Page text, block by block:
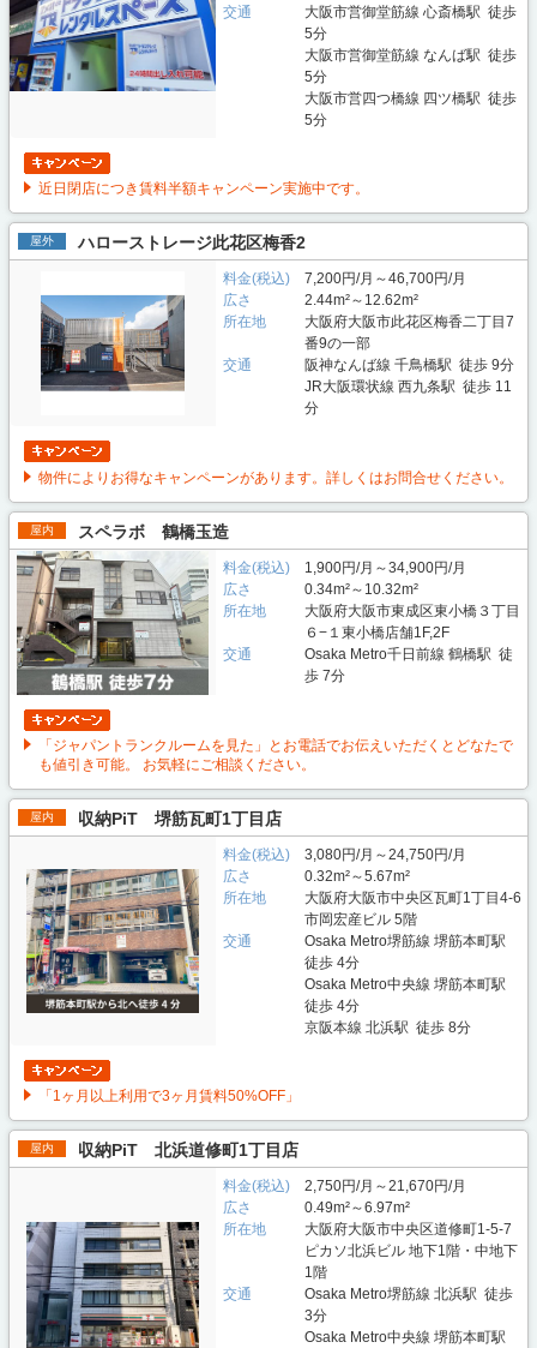
交通
大阪市営御堂筋線 心斎橋駅 徒歩
5分
大阪市営御堂筋線 なんば駅 徒歩
5分
大阪市営四つ橋線 四ツ橋駅 徒歩
5分
近日閉店につき賃料半額キャンペーン実施中です。
屋外 ハローストレージ此花区梅香2
料金(税込)
7,200円/月～46,700円/月
広さ
2.44m²～12.62m²
所在地
大阪府大阪市此花区梅香二丁目7
番9の一部
交通
阪神なんば線 千鳥橋駅 徒歩 9分
JR大阪環状線 西九条駅 徒歩 11
分
物件によりお得なキャンペーンがあります。詳しくはお問合せください。
屋内 スペラボ 鶴橋玉造
料金(税込)
1,900円/月～34,900円/月
広さ
0.34m²～10.32m²
所在地
大阪府大阪市東成区東小橋３丁目
６−１東小橋店舗1F,2F
交通
Osaka Metro千日前線 鶴橋駅 徒
歩 7分
「ジャパントランクルームを見た」とお電話でお伝えいただくとどなたで
も値引き可能。 お気軽にご相談ください。
屋内 収納PiT 堺筋瓦町1丁目店
料金(税込)
3,080円/月～24,750円/月
広さ
0.32m²～5.67m²
所在地
大阪府大阪市中央区瓦町1丁目4-6
市岡宏産ビル 5階
交通
Osaka Metro堺筋線 堺筋本町駅
徒歩 4分
Osaka Metro中央線 堺筋本町駅
徒歩 4分
京阪本線 北浜駅 徒歩 8分
「1ヶ月以上利用で3ヶ月賃料50%OFF」
屋内 収納PiT 北浜道修町1丁目店
料金(税込)
2,750円/月～21,670円/月
広さ
0.49m²～6.97m²
所在地
大阪府大阪市中央区道修町1-5-7
ピカソ北浜ビル 地下1階・中地下
1階
交通
Osaka Metro堺筋線 北浜駅 徒歩
3分
Osaka Metro中央線 堺筋本町駅